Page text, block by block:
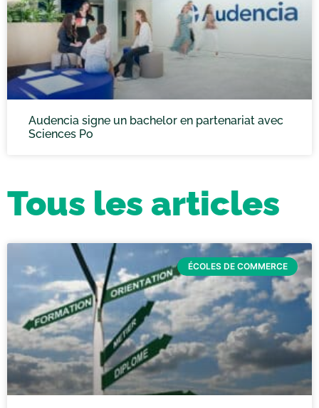
Audencia signe un bachelor en partenariat avec
Sciences Po
Tous les articles
ÉCOLES DE COMMERCE